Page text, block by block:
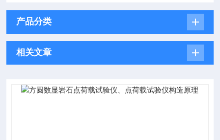
产品分类
相关文章